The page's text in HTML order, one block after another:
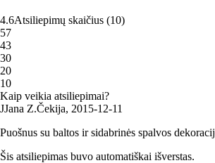
4.6Atsiliepimų skaičius (10)
57
43
30
20
10
Kaip veikia atsiliepimai?
JJana Z.Čekija, 2015‑12‑11
Puošnus su baltos ir sidabrinės spalvos
Šis atsiliepimas buvo automatiškai išverstas.